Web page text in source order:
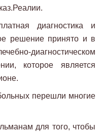
диагностика и
решение принято и в
диагностическом
которое является
перешли многие
для того, чтобы